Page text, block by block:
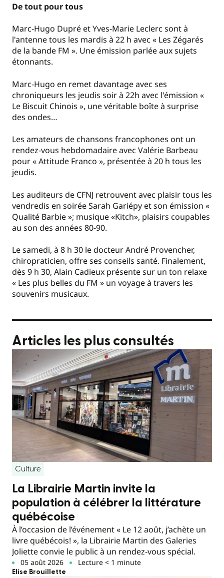
De tout pour tous
Marc-Hugo Dupré et Yves-Marie Leclerc sont à
l'antenne tous les mardis à 22 h avec « Les Zégarés
de la bande FM ». Une émission parlée aux sujets
étonnants.
Marc-Hugo en remet davantage avec ses
chroniqueurs les jeudis soir à 22h avec l'émission «
Le Biscuit Chinois », une véritable boîte à surprise
des ondes…
Les amateurs de chansons francophones ont un
rendez-vous hebdomadaire avec Valérie Barbeau
pour « Attitude Franco », présentée à 20 h tous les
jeudis.
Les auditeurs de CFNJ retrouvent avec plaisir tous les
vendredis en soirée Sarah Gariépy et son émission «
Qualité Barbie »; musique «Kitch», plaisirs coupables
au son des années 80-90.
Le samedi, à 8 h 30 le docteur André Provencher,
chiropraticien, offre ses conseils santé. Finalement,
dès 9 h 30, Alain Cadieux présente sur un ton relaxe
« Les plus belles du FM » un voyage à travers les
souvenirs musicaux.
Articles les plus consultés
Culture
La Librairie Martin invite la
population à célébrer la littérature
québécoise
À l’occasion de l’événement « Le 12 août, j’achète un
livre québécois! », la Librairie Martin des Galeries
Joliette convie le public à un rendez-vous spécial.
05 août 2026 Lecture < 1 minute
Elise Brouillette